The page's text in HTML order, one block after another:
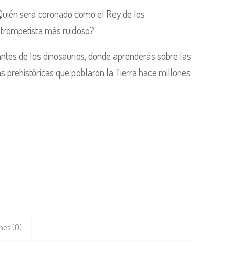
será coronado como el Rey de los
más ruidoso?
de los dinosaurios, donde aprenderás sobre las
prehistóricas que poblaron la Tierra hace millones
(0)